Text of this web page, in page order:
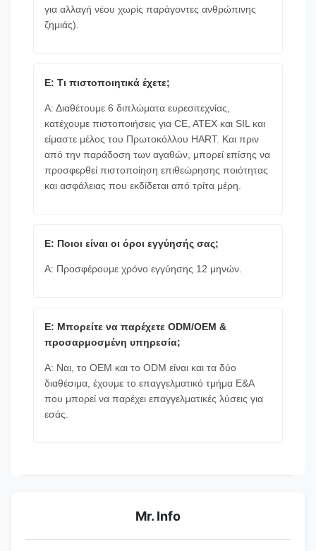
για αλλαγή νέου χωρίς παράγοντες ανθρώπινης
ζημιάς).
Ε: Τι πιστοποιητικά έχετε;
Α: Διαθέτουμε 6 διπλώματα ευρεσιτεχνίας,
κατέχουμε πιστοποιήσεις για CE, ATEX και SIL και
είμαστε μέλος του Πρωτοκόλλου HART. Και πριν
από την παράδοση των αγαθών, μπορεί επίσης να
προσφερθεί πιστοποίηση επιθεώρησης ποιότητας
και ασφάλειας που εκδίδεται από τρίτα μέρη.
Ε: Ποιοι είναι οι όροι εγγύησής σας;
Α: Προσφέρουμε χρόνο εγγύησης 12 μηνών.
Ε: Μπορείτε να παρέχετε ODM/OEM &
προσαρμοσμένη υπηρεσία;
Α: Ναι, το OEM και το ODM είναι και τα δύο
διαθέσιμα, έχουμε το επαγγελματικό τμήμα Ε&Α
που μπορεί να παρέχει επαγγελματικές λύσεις για
εσάς.
Mr. Info